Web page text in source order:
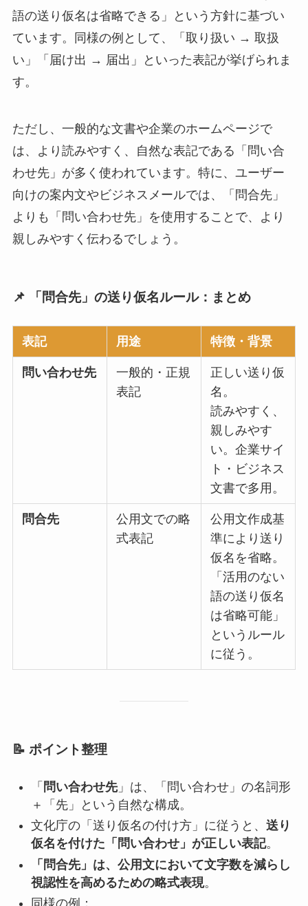
語の送り仮名は省略できる」という方針に基づい
ています。同様の例として、「取り扱い → 取扱
い」「届け出 → 届出」といった表記が挙げられま
す。
ただし、一般的な文書や企業のホームページで
は、より読みやすく、自然な表記である「問い合
わせ先」が多く使われています。特に、ユーザー
向けの案内文やビジネスメールでは、「問合先」
よりも「問い合わせ先」を使用することで、より
親しみやすく伝わるでしょう。
📌 「問合先」の送り仮名ルール：まとめ
表記 用途 特徴・背景
問い合わせ先
一般的・正規
表記
正しい送り仮
名。
読みやすく、
親しみやす
い。企業サイ
ト・ビジネス
文書で多用。
問合先
公用文での略
式表記
公用文作成基
準により送り
仮名を省略。
「活用のない
語の送り仮名
は省略可能」
というルール
に従う。
📝 ポイント整理
「 問い合わせ先」は、「問い合わせ」の名詞形
＋「先」という自然な構成。
文化庁の「送り仮名の付け方」に従うと、 送り
仮名を付けた「問い合わせ」が正しい表記。
「問合先」は、公用文において文字数を減らし
視認性を高めるための略式表現。